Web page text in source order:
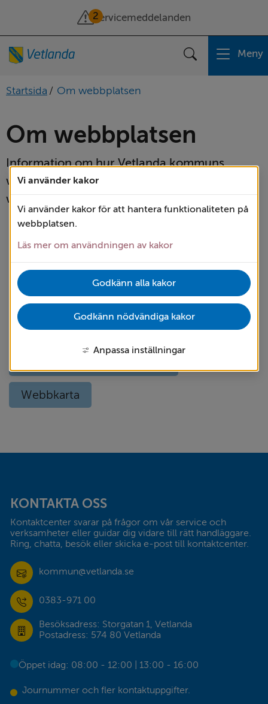
Vi använder kakor
Vi använder kakor för att hantera funktionaliteten på
webbplatsen.
Läs mer om användningen av kakor
Godkänn alla kakor
Godkänn nödvändiga kakor
Anpassa inställningar
2
Servicemeddelanden
Sök Meny
Startsida / Om webbplatsen
Om webbplatsen
Information om hur Vetlanda kommuns
webbplats fungerar och vilket innehåll
webbplatsen har.
Behandling av personuppgifter
Om kakor Om webbplatsen
Språk (other languages) - translate
Webbkarta
KONTAKTA OSS
Kontaktcenter svarar på frågor om vår service och
verksamheter eller guidar dig vidare till rätt handläggare.
Ring, chatta, besök eller skicka e-post till kontaktcenter.
kommun@vetlanda.se
0383-971 00
Besöksadress: Storgatan 1, Vetlanda
Postadress: 574 80 Vetlanda
Öppet idag: 08:00 - 12:00 | 13:00 - 16:00
Journummer och fler kontaktuppgifter.